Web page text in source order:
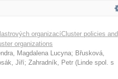
organizacíCluster policies and
organizations
Magdalena Lucyna; Břusková,
Jiří; Zahradník, Petr (Linde spol. s